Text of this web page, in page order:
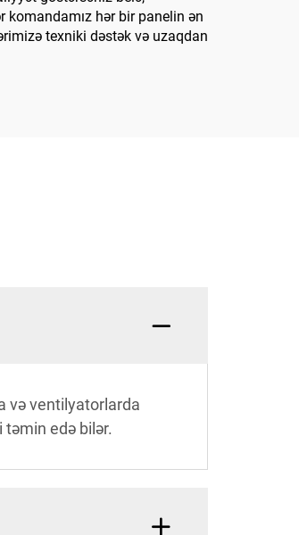
hər bir panelin ən
texniki dəstək və uzaqdan
və ventilyatorlarda
edə bilər.